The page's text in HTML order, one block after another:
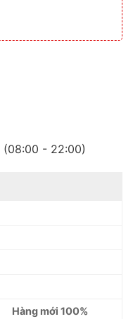
(08:00 - 22:00)
Hàng mới 100%